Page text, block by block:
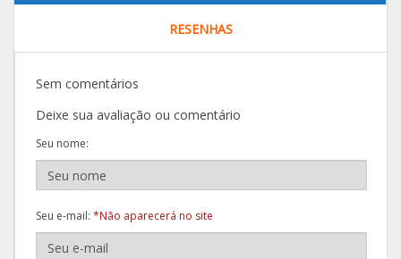
RESENHAS
Sem comentários
Deixe sua avaliação ou comentário
Seu nome:
Seu e-mail: *Não aparecerá no site